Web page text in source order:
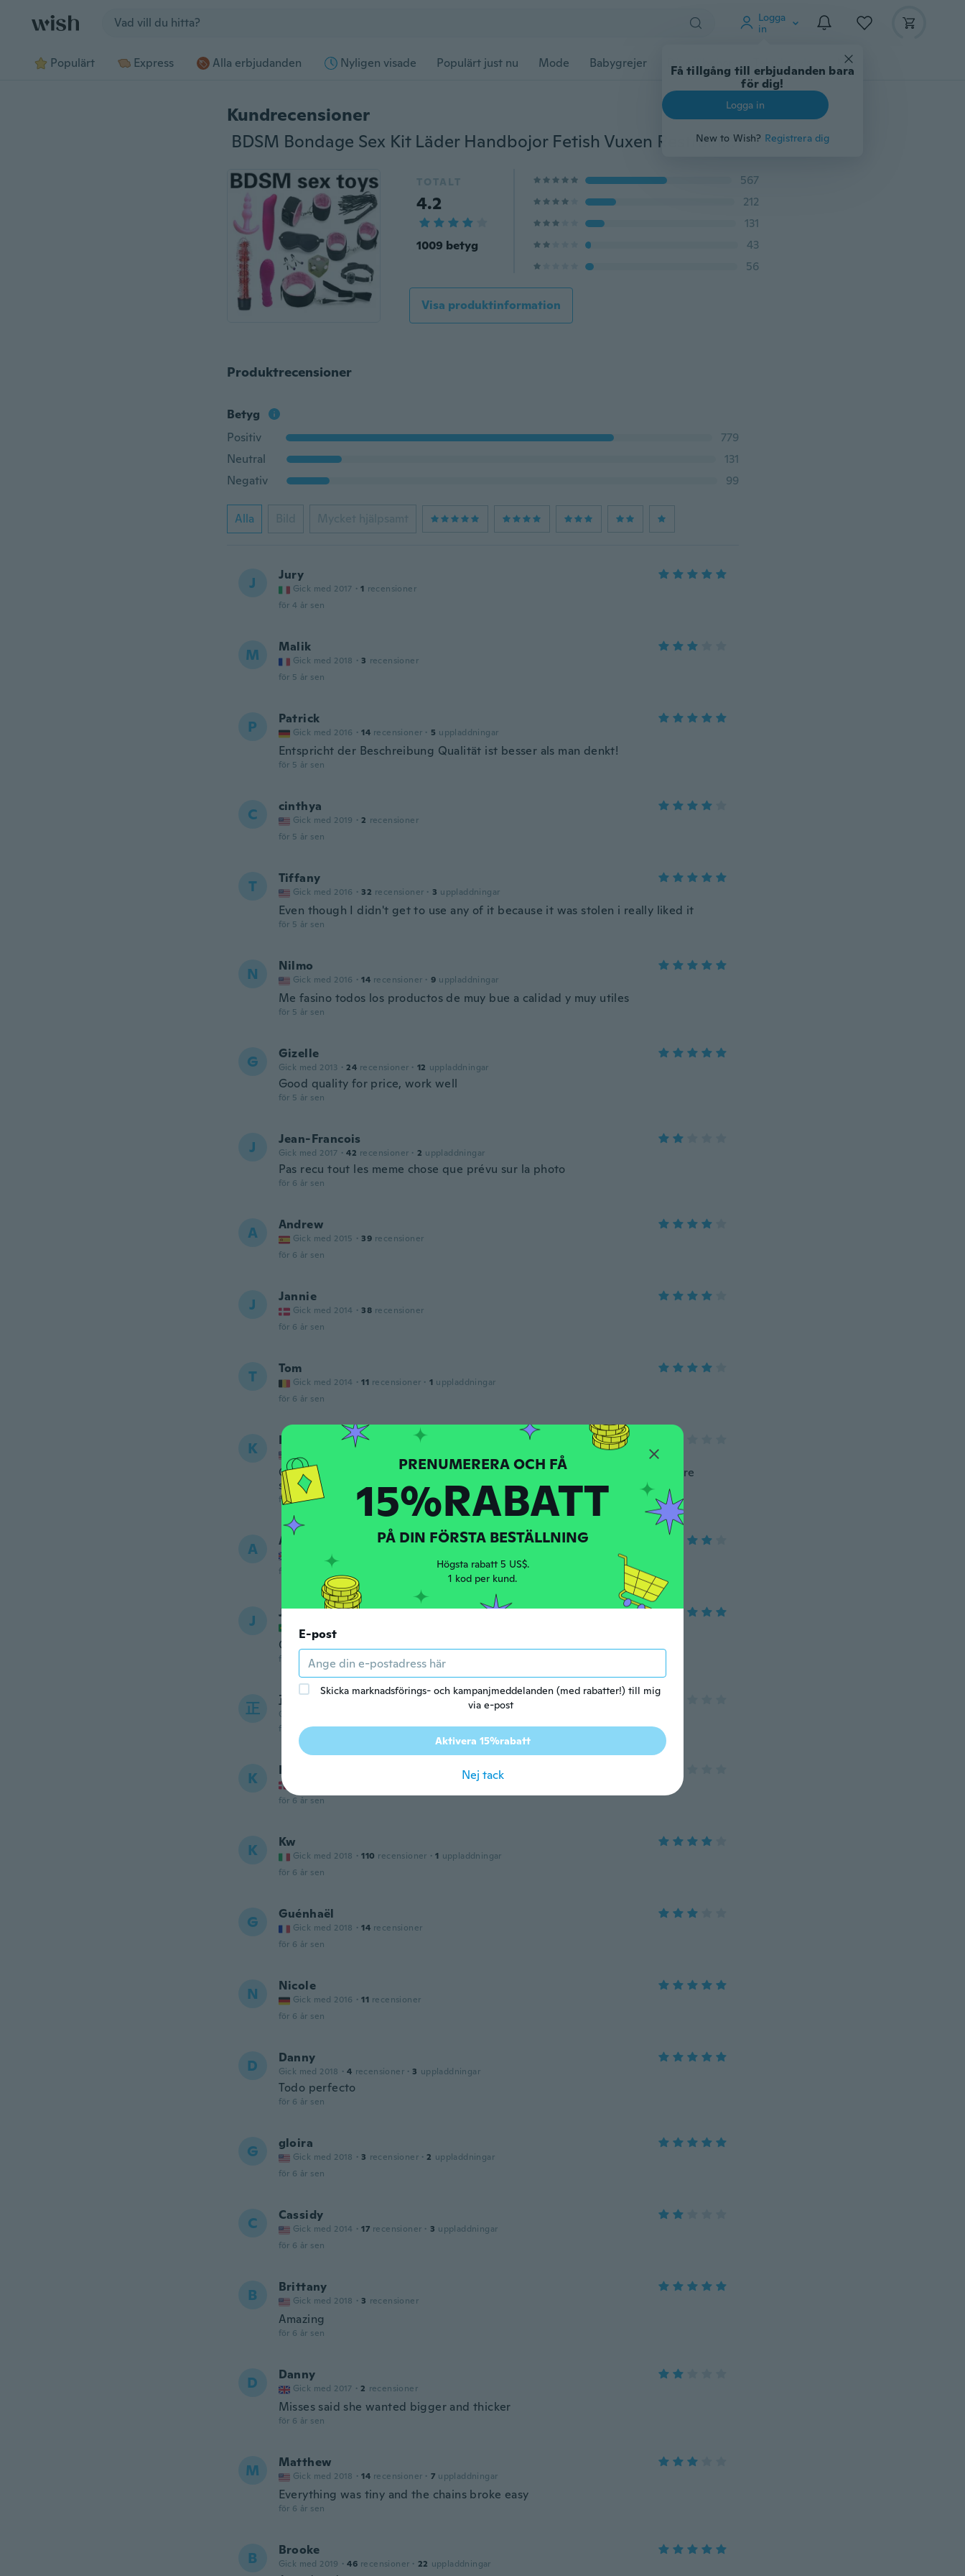
Logga
in
Få tillgång till erbjudanden bara
för dig!
Logga in
New to Wish? Registrera dig
Populärt Express Alla erbjudanden Nyligen visade Populärt just nu Mode Babygrejer Djurtillbehör Teknikprylar Mer
Kundrecensioner
BDSM Bondage Sex Kit Läder Handbojor Fetish Vuxen Restraints Bondage Vibrator Sexleksaker för kvinnor Slave Game
TOTALT
4.2
1009 betyg
567
212
131
43
56
Visa produktinformation
Produktrecensioner
Betyg
Positiv
779
Neutral
131
Negativ
99
Alla Bild Mycket hjälpsamt
J Jury
Gick med 2017 · 1 recensioner
för 4 år sen
M Malik
Gick med 2018 · 3 recensioner
för 5 år sen
P Patrick
Gick med 2016 · 14 recensioner · 5 uppladdningar
Entspricht der Beschreibung Qualität ist besser als man denkt!
för 5 år sen
C cinthya
Gick med 2019 · 2 recensioner
för 5 år sen
T Tiffany
Gick med 2016 · 32 recensioner · 3 uppladdningar
Even though I didn't get to use any of it because it was stolen i really liked it
för 5 år sen
N Nilmo
Gick med 2016 · 14 recensioner · 9 uppladdningar
Me fasino todos los productos de muy bue a calidad y muy utiles
för 5 år sen
G Gizelle
Gick med 2013 · 24 recensioner · 12 uppladdningar
Good quality for price, work well
för 5 år sen
J Jean-Francois
Gick med 2017 · 42 recensioner · 2 uppladdningar
Pas recu tout les meme chose que prévu sur la photo
för 6 år sen
A Andrew
Gick med 2015 · 39 recensioner
för 6 år sen
J Jannie
Gick med 2014 · 38 recensioner
för 6 år sen
T Tom
Gick med 2014 · 11 recensioner · 1 uppladdningar
för 6 år sen
K Krystal
Ordered on 5/3 received on 6/23 I guess it's alright, but I wish the toys were
slightly bigger.
för 6 år sen
A Adrian
Gick med 2018
för 6 år sen
J Jonathan
O chicote é pequeno, e a bola para se colocar na boca é muito dura.
för 6 år sen
正 正美
Gick med 2018
för 6 år sen
K Kasper
för 6 år sen
K Kw
Gick med 2018 · 110 recensioner · 1 uppladdningar
för 6 år sen
G Guénhaël
Gick med 2018 · 14 recensioner
för 6 år sen
N Nicole
Gick med 2016 · 11 recensioner
för 6 år sen
D Danny
Gick med 2018 · 4 recensioner · 3 uppladdningar
Todo perfecto
för 6 år sen
G gloira
Gick med 2018 · 3 recensioner · 2 uppladdningar
för 6 år sen
C Cassidy
Gick med 2014 · 17 recensioner · 3 uppladdningar
för 6 år sen
B Brittany
Gick med 2018 · 3 recensioner
Amazing
för 6 år sen
D Danny
Gick med 2017 · 2 recensioner
Misses said she wanted bigger and thicker
för 6 år sen
M Matthew
Gick med 2018 · 14 recensioner · 7 uppladdningar
Everything was tiny and the chains broke easy
för 6 år sen
B Brooke
Gick med 2019 · 46 recensioner · 22 uppladdningar
PRENUMERERA OCH FÅ
15%RABATT
PÅ DIN FÖRSTA BESTÄLLNING
Högsta rabatt 5 US$.
1 kod per kund.
E-post
Skicka marknadsförings- och kampanjmeddelanden (med rabatter!) till mig
via e-post
Aktivera 15%rabatt
Nej tack